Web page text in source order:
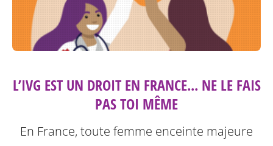
L’IVG EST UN DROIT EN FRANCE... NE LE FAIS
PAS TOI MÊME
En France, toute femme enceinte majeure